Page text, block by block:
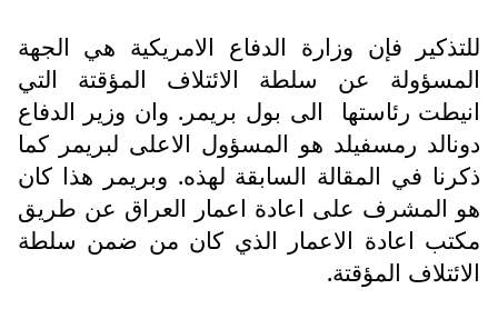
للتذكير فإن وزارة الدفاع الامريكية هي الجهة
المسؤولة عن سلطة الائتلاف المؤقتة التي
انيطت رئاستها
الى بول بريمر. وان وزير الدفاع
دونالد رمسفيلد هو المسؤول الاعلى لبريمر كما
ذكرنا في المقالة السابقة لهذه. وبريمر هذا كان
هو المشرف على اعادة اعمار العراق عن طريق
مكتب اعادة الاعمار الذي كان من ضمن سلطة
الائتلاف المؤقتة.